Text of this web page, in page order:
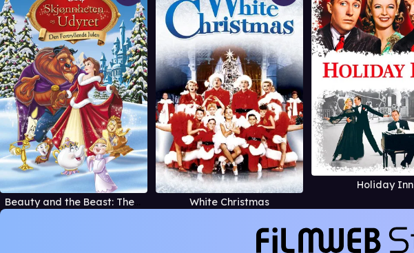
Beauty and the Beast: The Enchanted Christmas White Christmas
Holiday Inn